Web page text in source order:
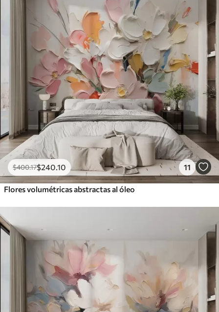
$400.17$240 .10 11
Flores volumétricas abstractas al óleo